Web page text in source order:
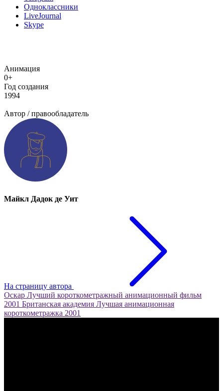
Одноклассники
LiveJournal
Skype
Анимация
0+
Год создания
1994
Автор / правообладатель
Майкл Дадок де Уит
На страницу автора
Оскар Лучший короткометражный анимационный фильм
2001 Британская академия Лучшая анимационная
короткометражка 2001